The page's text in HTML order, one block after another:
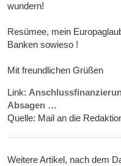
wundern!
Resümee, mein
Banken sowieso !
Mit freundlichen Grüßen
Link:
Absagen …
Quelle: Mail an die
Weitere Artikel, nach dem